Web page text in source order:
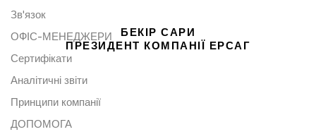
БЕКІР САРИ
ПРЕЗИДЕНТ КОМПАНІЇ ЕРСАГ
Зв'язок
ОФІС-МЕНЕДЖЕРИ
Сертифікати
Аналітичні звіти
Принципи компанії
ДОПОМОГА